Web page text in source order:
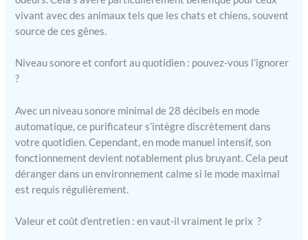
poils d’animaux, les
odeurs d’urine de chat et
un espace plus sain pour
indispensable pour les
propriétaires d’animaux.
Capteur PM 2.5 intégré :
Grâce à un capteur de
qualité de l’air intégré, ce
fournissant un retour en
vivant avec des animaux tels que les chats et chiens, souvent
source de ces gênes.
Niveau sonore et confort au quotidien : pouvez-vous l’ignorer
?
Avec un niveau sonore minimal de 28 décibels en mode
automatique, ce purificateur s’intègre discrètement dans
votre quotidien. Cependant, en mode manuel intensif, son
fonctionnement devient notablement plus bruyant. Cela peut
déranger dans un environnement calme si le mode maximal
est requis régulièrement.
Valeur et coût d’entretien : en vaut-il vraiment le prix ?